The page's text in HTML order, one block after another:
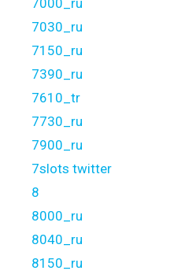
7000_ru
7030_ru
7150_ru
7390_ru
7610_tr
7730_ru
7900_ru
7slots twitter
8
8000_ru
8040_ru
8150_ru